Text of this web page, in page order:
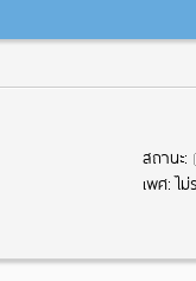
สถานะ:
เพศ: ไม่